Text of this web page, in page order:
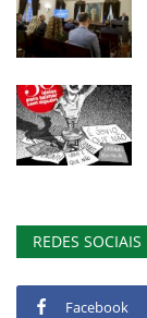
REDES SOCIAIS
Facebook